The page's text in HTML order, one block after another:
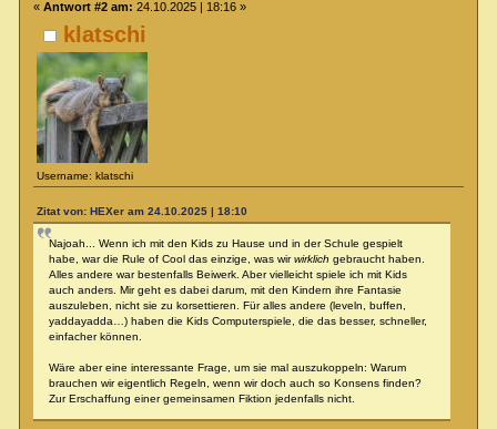
klatschi
Username: klatschi
« Antwort #2 am: 24.10.2025 | 18:16 »
Zitat von: HEXer am 24.10.2025 | 18:10
Najoah... Wenn ich mit den Kids zu Hause und in der Schule gespielt
habe, war die Rule of Cool das einzige, was wirwirklich gebraucht haben.
Alles andere war bestenfalls Beiwerk. Aber vielleicht spiele ich mit Kids
auch anders. Mir geht es dabei darum, mit den Kindern ihre Fantasie
auszuleben, nicht sie zu korsettieren. Für alles andere (leveln, buffen,
yaddayadda…) haben die Kids Computerspiele, die das besser, schneller,
einfacher können.
Wäre aber eine interessante Frage, um sie mal auszukoppeln: Warum
brauchen wir eigentlich Regeln, wenn wir doch auch so Konsens finden?
Zur Erschaffung einer gemeinsamen Fiktion jedenfalls nicht.